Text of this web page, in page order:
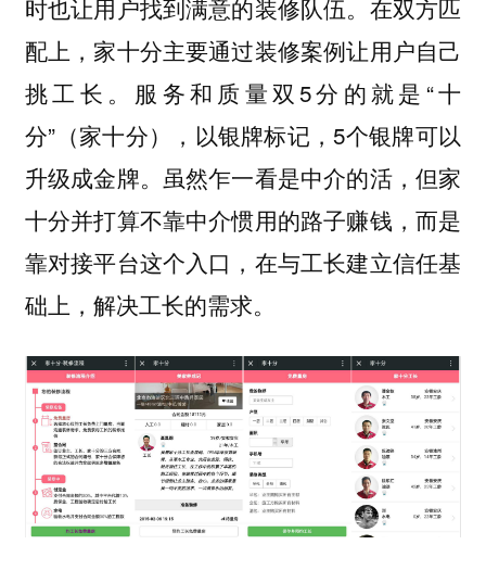
时也让用户找到满意的装修队伍。在双方匹
配上，家十分主要通过装修案例让用户自己
挑工长。服务和质量双5分的就是“十
分”（家十分），以银牌标记，5个银牌可以
升级成金牌。虽然乍一看是中介的活，但家
十分并打算不靠中介惯用的路子赚钱，而是
靠对接平台这个入口，在与工长建立信任基
础上，解决工长的需求。